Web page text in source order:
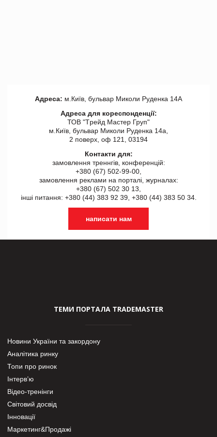
Адреса: м.Київ, бульвар Миколи Руденка 14А
Адреса для кореспонденції:
ТОВ "Tрейд Мастер Груп"
м.Київ, бульвар Миколи Руденка 14а,
2 поверх, оф 121, 03194
Контакти для:
замовлення треннгів, конференцій:
+380 (67) 502-99-00,
замовлення реклами на порталі, журналах:
+380 (67) 502 30 13,
інші питання: +380 (44) 383 92 39, +380 (44) 383 50 34.
написати нам
ТЕМИ ПОРТАЛА TRADEMASTER
Новини України та закордону
Аналітика ринку
Топи про ринок
Інтерв’ю
Відео-тренінги
Світовий досвід
Інновації
Маркетинг&Продажі